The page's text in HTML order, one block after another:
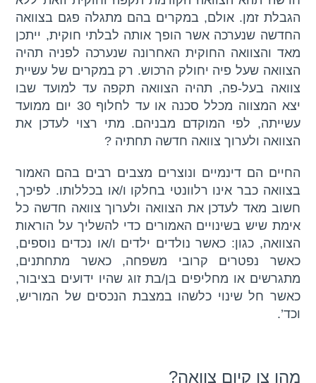
הגבלת זמן. אולם, במקרים בהם מתגלה פגם בצוואה
החדשה שנערכה אשר הופך אותה לבלתי חוקית, ייתכן
מאד והצוואה החוקית האחרונה שנערכה לפניה תהיה
הצוואה שעל פיה יחולק הרכוש. רק במקרים של עשיית
צוואה בעל-פה, תהיה הצוואה תקפה עד למועד שבו
יצא המצווה מכלל סכנה או עד לחלוף 30 יום ממועד
עשייתה, לפי המוקדם מבניהם. מתי רצוי לעדכן את
הצוואה ולערוך צוואה חדשה תחתיה ?
החיים הם דינמיים ונוצרים מצבים רבים בהם האמור
בצוואה כבר אינו רלוונטי בחלקו ו/או בכללותו. לפיכך,
חשוב מאד לעדכן את הצוואה ולערוך צוואה חדשה כל
אימת שיש בשינויים האמורים כדי להשליך על הוראות
הצוואה, כגון: כאשר נולדים ילדים ו/או נכדים נוספים,
כאשר נפטרים קרובי משפחה, כאשר מתחתנים,
מתגרשים או מחליפים בן/בת זוג שהיו ידועים בציבור,
כאשר חל שינוי כלשהו במצבת הנכסים של המוריש,
וכד’.
מהו צו קיום צוואה?